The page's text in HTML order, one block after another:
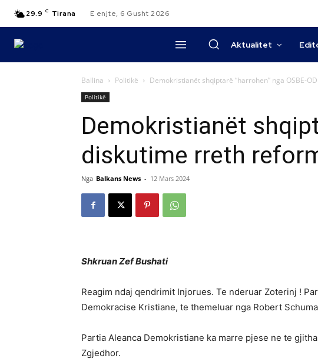
29.9 C Tirana E enjte, 6 Gusht 2026
Aktualitet
Ballina Politikë Demokristianët shqiptarë “harrohen” nga OSBE-
Politikë
Demokristianët
diskutime rreth
Nga Balkans News - 12 Mars 2024
Shkruan Zef Bushati
Reagim ndaj qendrimit Injorues. Te nderuar Zoterinj !
Demokracise Kristiane, te themeluar nga Robert
Partia Aleanca Demokristiane ka marre pjese ne te
Zgjedhor.